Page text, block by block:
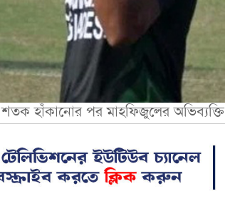
শতক হাঁকানোর পর মাহফিজুলের অভিব্যক্তি